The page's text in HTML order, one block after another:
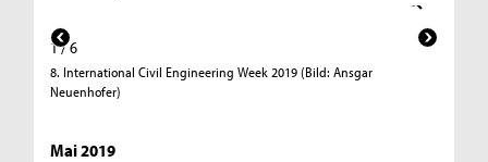
1 / 6
8. International Civil Engineering Week 2019 (Bild: Ansgar
Neuenhofer)
Mai 2019